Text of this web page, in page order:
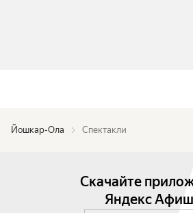
Йошкар-Ола Спектакли
Скачайте
Яндекс